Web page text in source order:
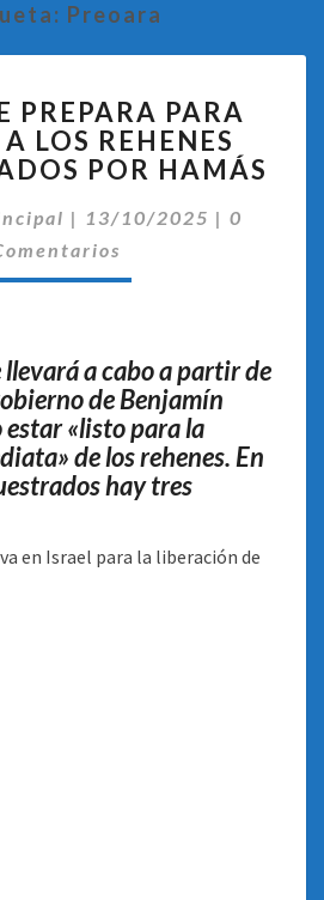
Preoara
SE
PREPARA
PARA
A
LOS
PREPARA PARA
LOS REHENES
POR HAMÁS
| 13/10/2025 | 0
a cabo a partir de
de Benjamín
«listo para la
de los rehenes. En
hay tres